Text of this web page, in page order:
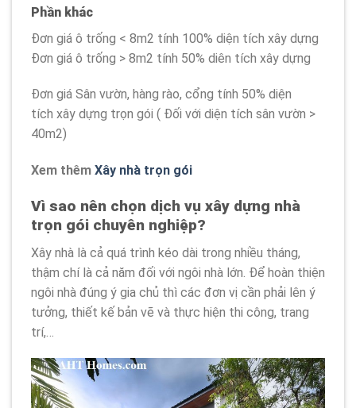
Phần khác
Đơn giá ô trống < 8m2 tính 100% diện tích xây dựng
Đơn giá ô trống > 8m2 tính 50% diên tích xây dựng
Đơn giá Sân vườn, hàng rào, cổng tính 50% diện
tích xây dựng trọn gói ( Đối với diện tích sân vườn >
40m2)
Xem thêm Xây nhà trọn gói
Vì sao nên chọn dịch vụ xây dựng nhà
trọn gói chuyên nghiệp?
Xây nhà là cả quá trình kéo dài trong nhiều tháng,
thậm chí là cả năm đối với ngôi nhà lớn. Để hoàn thiện
ngôi nhà đúng ý gia chủ thì các đơn vị cần phải lên ý
tưởng, thiết kế bản vẽ và thực hiện thi công, trang
trí,…